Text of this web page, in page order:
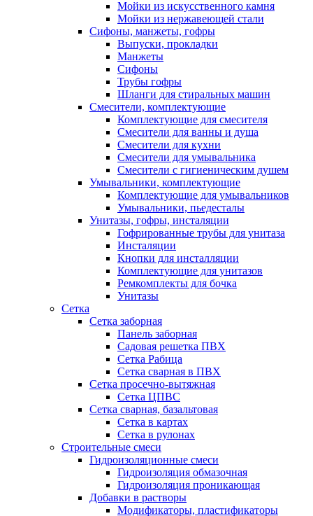
Мойки из искусственного камня
Мойки из нержавеющей стали
Сифоны, манжеты, гофры
Выпуски, прокладки
Манжеты
Сифоны
Трубы гофры
Шланги для стиральных машин
Смесители, комплектующие
Комплектующие для смесителя
Смесители для ванны и душа
Смесители для кухни
Смесители для умывальника
Смесители с гигиеническим душем
Умывальники, комплектующие
Комплектующие для умывальников
Умывальники, пьедесталы
Унитазы, гофры, инсталяции
Гофрированные трубы для унитаза
Инсталяции
Кнопки для инсталляции
Комплектующие для унитазов
Ремкомплекты для бочка
Унитазы
Сетка
Сетка заборная
Панель заборная
Садовая решетка ПВХ
Сетка Рабица
Сетка сварная в ПВХ
Сетка просечно-вытяжная
Сетка ЦПВС
Сетка сварная, базальтовая
Сетка в картах
Сетка в рулонах
Строительные смеси
Гидроизоляционные смеси
Гидроизоляция обмазочная
Гидроизоляция проникающая
Добавки в растворы
Модификаторы, пластификаторы